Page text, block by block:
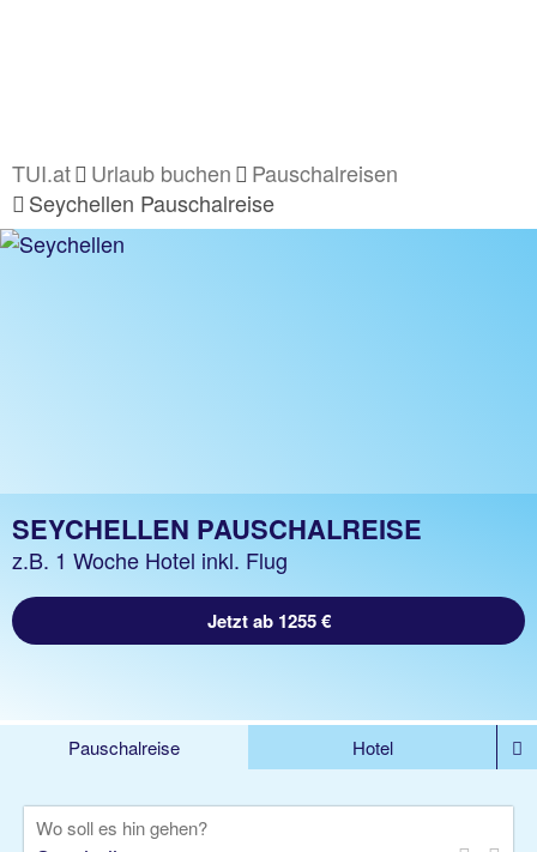
TUI.at Urlaub buchen
Pauschalreisen
Seychellen Pauschalreise
SEYCHELLEN PAUSCHALREISE
z.B. 1 Woche Hotel inkl. Flug
Jetzt ab 1255 €
Pauschalreise
Hotel
Rundreise
Kreuzfahrt
Wo soll es hin gehen?